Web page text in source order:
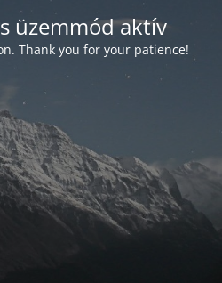
üzemmód aktív
Thank you for your patience!